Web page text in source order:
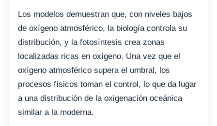
Los modelos demuestran que, con niveles bajos
de oxígeno atmosférico, la biología controla su
distribución, y la fotosíntesis crea zonas
localizadas ricas en oxígeno. Una vez que el
oxígeno atmosférico supera el umbral, los
procesos físicos toman el control, lo que da lugar
a una distribución de la oxigenación oceánica
similar a la moderna.